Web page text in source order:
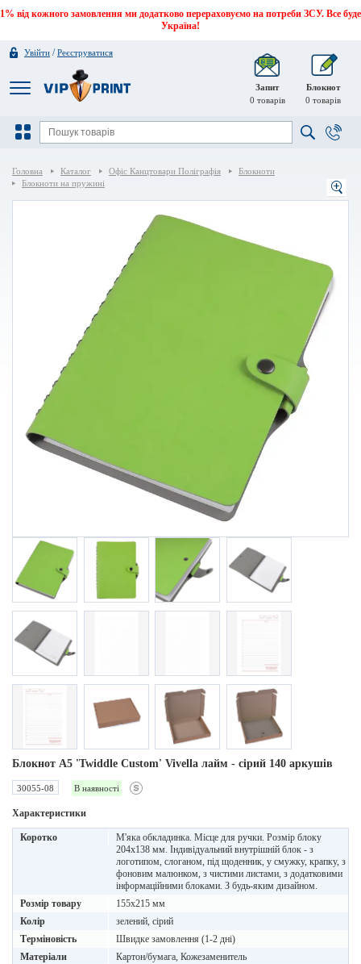
1% від кожного замовлення ми додатково перераховуємо на потреби ЗСУ. Все буде
Україна!
Увійти /Реєструватися
Запит
0 товарів
Блокнот
0 товарів
Головна Каталог Офіс Канцтовари Поліграфія
Блокноти
Блокноти на пружині
Блокнот А5 'Twiddle Custom' Vivella лайм - cірий 140 аркушів
30055-08 В наявності
Характеристики
Коротко
М'яка обкладинка. Місце для ручки. Розмір блоку
204х138 мм. Індивідуальний внутрішній блок - з
логотипом, слоганом, під щоденник, у смужку, крапку, з
фоновим малюнком, з чистими листами, з додатковими
інформаційними блоками. З будь-яким дизайном.
Розмір товару
155х215 мм
Колір
зелений, сірий
Терміновість
Швидке замовлення (1-2 дні)
Матеріали
Картон/бумага, Кожезаменитель